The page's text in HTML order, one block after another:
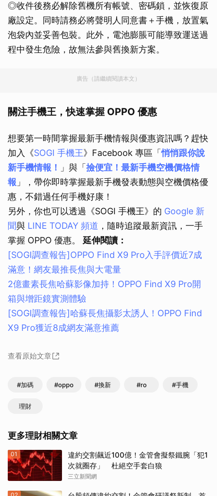
◎收件後務必解除舊機所有帳號、密碼鎖，並恢復原
廠設定。同時請務必將聲明人同意書＋手機，放置氣
泡袋內並妥善包裝。此外，電池膨脹可能導致運送過
程中發生危險，故無法參與舊換新方案。
廣告（請繼續閱讀本文）
關注手機王，快速掌握 OPPO 優惠
想要第一時間掌握最新手機情報與優惠資訊嗎？趕快
加入《SOGI 手機王》Facebook 專區「悄悄跟你說
新手機情報！
」與「 撿便宜！最新手機空機價格情
報 」，帶你即時掌握最新手機發表動態與空機價格優
惠，不錯過任何手機好康！
另外，你也可以透過《SOGI 手機王》的 Google 新
聞與 LINE TODAY 頻道 ，隨時追蹤最新資訊，一手
掌握 OPPO 優惠。 延伸閱讀：
[SOGI調查報告]OPPO Find X9 Pro入手評價近7成
滿意！網友最推長焦與大電量
2億畫素長焦哈蘇影像加持！OPPO Find X9 Pro開
箱與增距鏡實測體驗
[SOGI調查報告]哈蘇長焦攝影太誘人！OPPO Find
X9 Pro獲近8成網友滿意推薦
查看原始文章
#加碼 #oppo #換新 #ro #手機
理財
更多理財相關文章
01
違約交割飆近100億！金管會擬祭鐵腕「犯1
次就圈存」 杜絕空手套白狼
三立新聞網